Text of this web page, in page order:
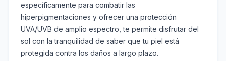
específicamente para combatir las
hiperpigmentaciones y ofrecer una protección
UVA/UVB de amplio espectro, te permite disfrutar del
sol con la tranquilidad de saber que tu piel está
protegida contra los daños a largo plazo.